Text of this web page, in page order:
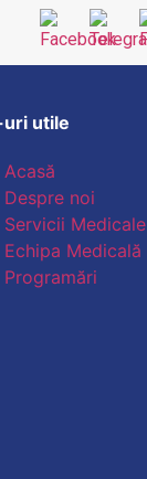
uri utile
Acasă
Despre noi
Servicii Medicale
Echipa Medicală
Programări